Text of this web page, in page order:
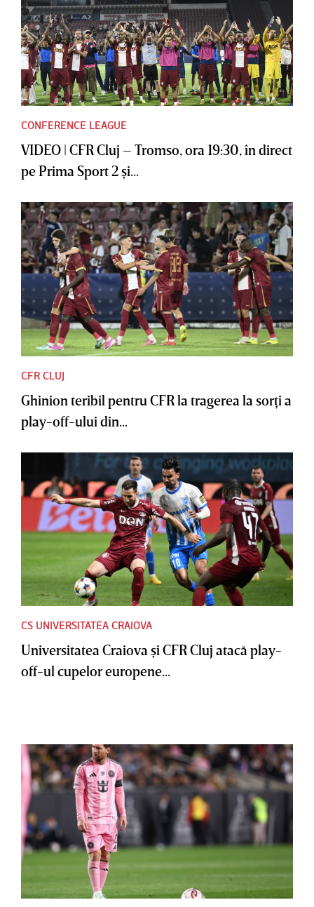
CONFERENCE LEAGUE
VIDEO | CFR Cluj – Tromso, ora 19:30, în direct
pe Prima Sport 2 şi...
CFR CLUJ
Ghinion teribil pentru CFR la tragerea la sorţi a
play-off-ului din...
CS UNIVERSITATEA CRAIOVA
Universitatea Craiova şi CFR Cluj atacă play-
off-ul cupelor europene...